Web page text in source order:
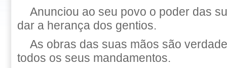
Anunciou ao seu povo o poder das
dar a herança dos gentios.
As obras das suas mãos são
todos os seus mandamentos.